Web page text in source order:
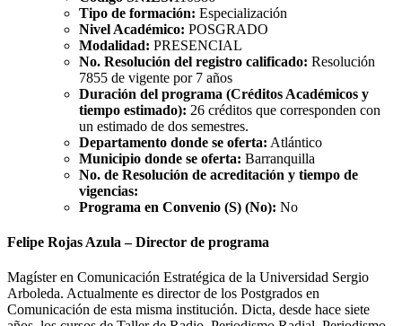
Tipo de formación: Especialización
Nivel Académico: POSGRADO
Modalidad: PRESENCIAL
No. Resolución del registro calificado: Resolución
7855 de vigente por 7 años
Duración del programa (Créditos Académicos y
tiempo estimado): 26 créditos que corresponden con
un estimado de dos semestres.
Departamento donde se oferta: Atlántico
Municipio donde se oferta: Barranquilla
No. de Resolución de acreditación y tiempo de
vigencias:
Programa en Convenio (S) (No): No
Felipe Rojas Azula – Director de programa
Magíster en Comunicación Estratégica de la Universidad Sergio
Arboleda. Actualmente es director de los Postgrados en
Comunicación de esta misma institución. Dicta, desde hace siete